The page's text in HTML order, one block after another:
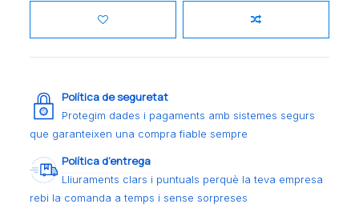
Política de seguretat
Protegim dades i pagaments amb sistemes segurs
que garanteixen una compra fiable sempre
Política d’entrega
Lliuraments clars i puntuals perquè la teva empresa
rebi la comanda a temps i sense sorpreses